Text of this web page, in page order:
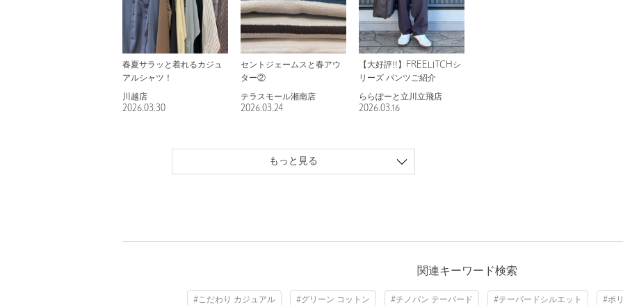
春夏サラッと着れるカジュ
アルシャツ！
川越店
2026.03.30
セントジェームスと春アウ
ター②
テラスモール湘南店
2026.03.24
【大好評!!】FREELITCHシ
リーズ パンツご紹介
ららぽーと立川立飛店
2026.03.16
もっと見る
関連キーワード検索
#こだわり カジュアル #グリーン コットン #チノパン テーパード #テーパードシルエット #ポ